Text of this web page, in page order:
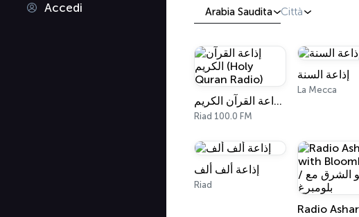
Accedi Arabia Saudita Città
إذاعة القرآن الكريم (Holy Quran Radio)
Riad 100.0 FM
إذاعة السنة
La Mecca
إذاعة ألف ألف
Riad